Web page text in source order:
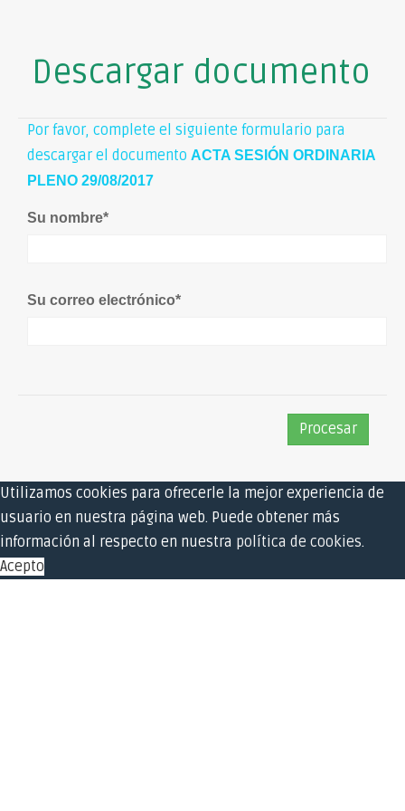
Descargar documento
Por favor, complete el siguiente formulario para
descargar el documento ACTA SESIÓN ORDINARIA
PLENO 29/08/2017
Su nombre*
Su correo electrónico*
Utilizamos cookies para ofrecerle la mejor experiencia de
usuario en nuestra página web. Puede obtener más
información al respecto en nuestra política de cookies.
Acepto